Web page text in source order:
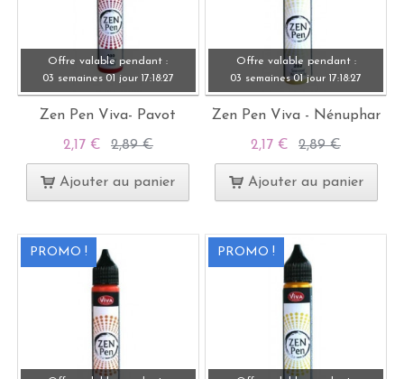
Offre valable pendant :
03 semaines 01 jour 17:18:27
Zen Pen Viva- Pavot
2,17 € 2,89 €
Ajouter au panier
Offre valable pendant :
03 semaines 01 jour 17:18:27
Zen Pen Viva - Nénuphar
2,17 € 2,89 €
Ajouter au panier
PROMO ! PROMO !